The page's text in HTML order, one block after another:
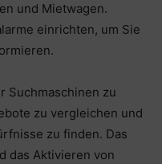
und Mietwagen.
einrichten, um Sie
Suchmaschinen zu
zu vergleichen und
zu finden. Das
das Aktivieren von